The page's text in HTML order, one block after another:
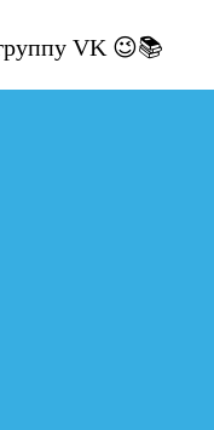
VK 😉📚